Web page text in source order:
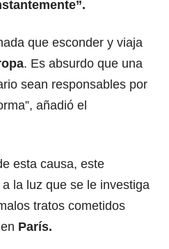
que esconder y viaja
. Es absurdo que una
sean responsables por
añadió el
esta causa, este
la luz que se le investiga
tratos cometidos
París.